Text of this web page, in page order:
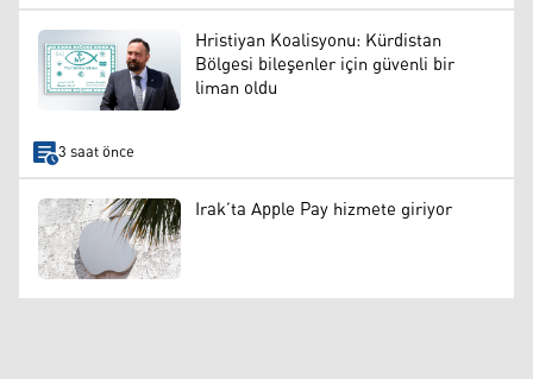
Hristiyan Koalisyonu: Kürdistan
Bölgesi bileşenler için güvenli bir
liman oldu
3 saat önce
Irak’ta Apple Pay hizmete giriyor